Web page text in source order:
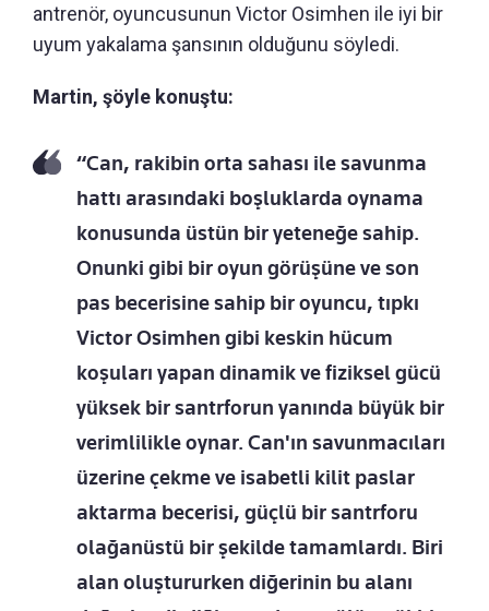
antrenör, oyuncusunun Victor Osimhen ile iyi bir
uyum yakalama şansının olduğunu söyledi.
Martin, şöyle konuştu:
“Can, rakibin orta sahası ile savunma
hattı arasındaki boşluklarda oynama
konusunda üstün bir yeteneğe sahip.
Onunki gibi bir oyun görüşüne ve son
pas becerisine sahip bir oyuncu, tıpkı
Victor Osimhen gibi keskin hücum
koşuları yapan dinamik ve fiziksel gücü
yüksek bir santrforun yanında büyük bir
verimlilikle oynar. Can'ın savunmacıları
üzerine çekme ve isabetli kilit paslar
aktarma becerisi, güçlü bir santrforu
olağanüstü bir şekilde tamamlardı. Biri
alan oluştururken diğerinin bu alanı